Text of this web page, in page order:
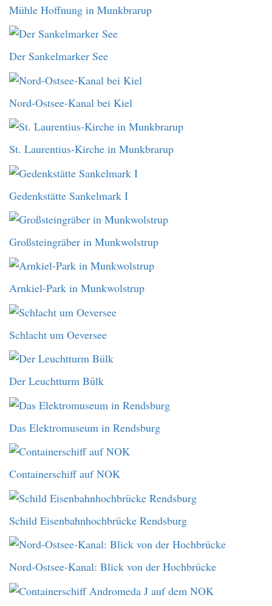
Mühle Hoffnung in Munkbrarup
Der Sankelmarker See
Nord-Ostsee-Kanal bei Kiel
St. Laurentius-Kirche in Munkbrarup
Gedenkstätte Sankelmark I
Großsteingräber in Munkwolstrup
Arnkiel-Park in Munkwolstrup
Schlacht um Oeversee
Der Leuchtturm Bülk
Das Elektromuseum in Rendsburg
Containerschiff auf NOK
Schild Eisenbahnhochbrücke Rendsburg
Nord-Ostsee-Kanal: Blick von der Hochbrücke